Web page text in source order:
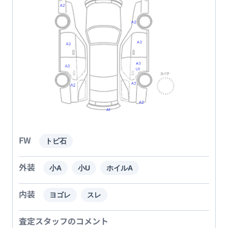
FW トビ石
外装 小A 小U ホイルA
内装 ヨゴレ スレ
査定スタッフのコメント